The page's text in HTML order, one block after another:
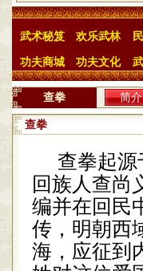
武术秘笈 欢乐武林
功夫商城 功夫文化
查拳 简介
查拳
查拳起源
回族人查尚
编并在回民
传，明朝西
海，应征到